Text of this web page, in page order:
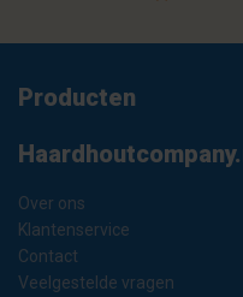
Producten
Over ons
Klantenservice
Contact
Veelgestelde vragen